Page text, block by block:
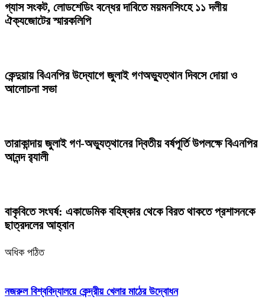
গ্যাস সংকট, লোডশেডিং বন্ধের দাবিতে ময়মনসিংহে ১১ দলীয়
ঐক্যজোটের স্মারকলিপি
কেন্দুয়ায় বিএনপির উদ্যোগে জুলাই গণঅভ্যুত্থান দিবসে দোয়া ও
আলোচনা সভা
তারাকান্দায় জুলাই গণ-অভ্যুত্থানের দ্বিতীয় বর্ষপূর্তি উপলক্ষে বিএনপির
আনন্দ র‍্যালী
বাকৃবিতে সংঘর্ষ: একাডেমিক বহিষ্কার থেকে বিরত থাকতে প্রশাসনকে
ছাত্রদলের আহ্বান
অধিক পঠিত
নজরুল বিশ্ববিদ্যালয়ে কেন্দ্রীয় খেলার মাঠের উদ্বোধন